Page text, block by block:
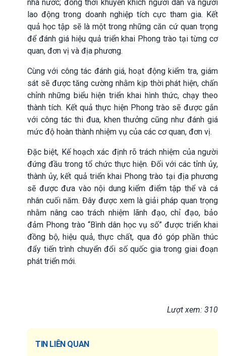
nhà nước; đồng thời khuyến khích người dân và người
lao động trong doanh nghiệp tích cực tham gia. Kết
quả học tập sẽ là một trong những căn cứ quan trọng
để đánh giá hiệu quả triển khai Phong trào tại từng cơ
quan, đơn vị và địa phương.
Cùng với công tác đánh giá, hoạt động kiểm tra, giám
sát sẽ được tăng cường nhằm kịp thời phát hiện, chấn
chỉnh những biểu hiện triển khai hình thức, chạy theo
thành tích. Kết quả thực hiện Phong trào sẽ được gắn
với công tác thi đua, khen thưởng cũng như đánh giá
mức độ hoàn thành nhiệm vụ của các cơ quan, đơn vị.
Đặc biệt, Kế hoạch xác định rõ trách nhiệm của người
đứng đầu trong tổ chức thực hiện. Đối với các tỉnh ủy,
thành ủy, kết quả triển khai Phong trào tại địa phương
sẽ được đưa vào nội dung kiểm điểm tập thể và cá
nhân cuối năm. Đây được xem là giải pháp quan trọng
nhằm nâng cao trách nhiệm lãnh đạo, chỉ đạo, bảo
đảm Phong trào “Bình dân học vụ số” được triển khai
đồng bộ, hiệu quả, thực chất, qua đó góp phần thúc
đẩy tiến trình chuyển đổi số quốc gia trong giai đoạn
phát triển mới.
Lượt xem: 310
TIN LIÊN QUAN